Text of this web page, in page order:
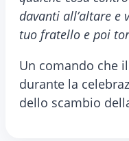
davanti all’altare e
tuo fratello e poi
Un comando che
durante la
dello scambio